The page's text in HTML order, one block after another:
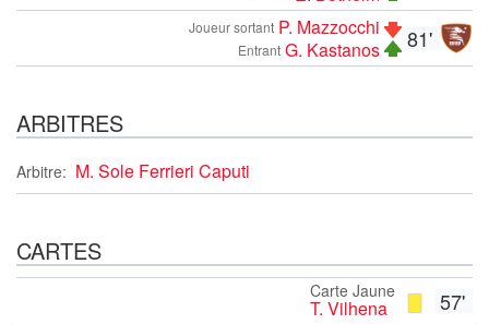
81'
Joueur sortant P. Mazzocchi
Entrant G. Kastanos
ARBITRES
Arbitre: M. Sole Ferrieri Caputi
CARTES
57'
Carte Jaune
T. Vilhena